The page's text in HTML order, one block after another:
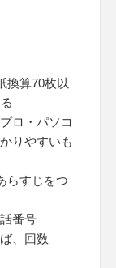
換算70枚以
ロ・パソコ
りやすいも
らすじをつ
番号
、回数